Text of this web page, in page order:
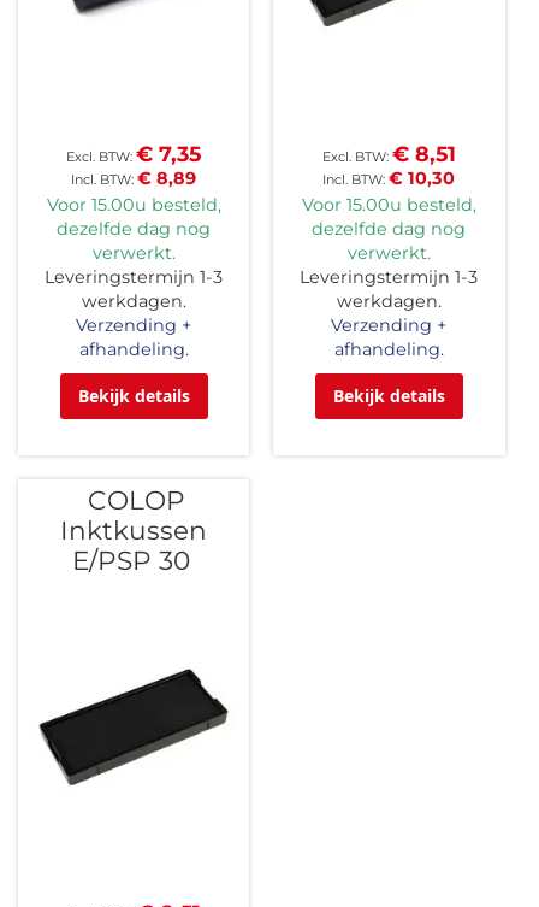
€ 8,89
€ 7,35
Voor 15.00u besteld,
dezelfde dag nog
verwerkt.
Leveringstermijn 1-3
werkdagen.
Verzending +
afhandeling.
Bekijk details
€ 10,30
€ 8,51
Voor 15.00u besteld,
dezelfde dag nog
verwerkt.
Leveringstermijn 1-3
werkdagen.
Verzending +
afhandeling.
Bekijk details
COLOP
Inktkussen
E/PSP 30